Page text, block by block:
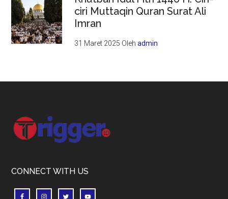
ciri Muttaqin Quran Surat Ali
Imran
31 Maret 2025 Olehadmin
Footer
CONNECT WITH US